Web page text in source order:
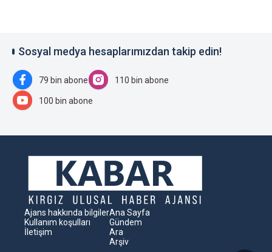
Sosyal medya hesaplarımızdan takip edin!
79 bin abone 110 bin abone
100 bin abone
Ajans hakkında bilgiler
Kullanım koşulları
İletişim
Ana Sayfa
Gündem
Ara
Arşiv